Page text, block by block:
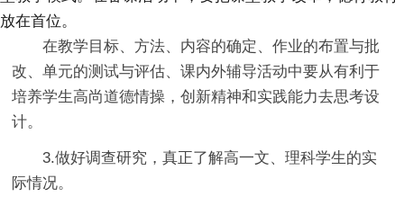
放在首位。
在教学目标、方法、内容的确定、作业的布置与批
改、单元的测试与评估、课内外辅导活动中要从有利于
培养学生高尚道德情操，创新精神和实践能力去思考设
计。
3.做好调查研究，真正了解高一文、理科学生的实
际情况。